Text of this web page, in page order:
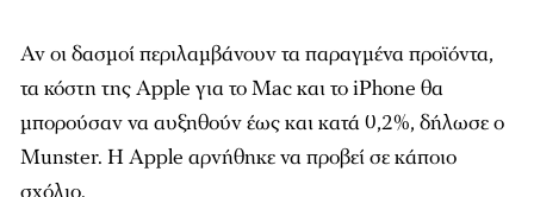
Αν οι δασμοί περιλαμβάνουν τα παραγμένα προϊόντα,
τα κόστη της Apple για το Mac και το iPhone θα
μπορούσαν να αυξηθούν έως και κατά 0,2%, δήλωσε ο
Munster. Η Apple αρνήθηκε να προβεί σε κάποιο